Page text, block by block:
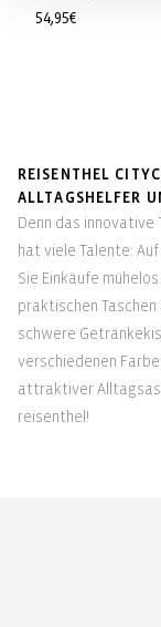
Normaler
54,95€
REISENTHEL
ALLTAGSHELFER
Denn das
hat viele Talente:
Sie Einkäufe
praktischen Taschen
schwere
verschiedenen
attraktiver
reisenthel!